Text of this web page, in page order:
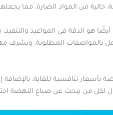
من المواد الضارة، مما
هو الدقة في المواعيد
بالمواصفات المطلوبة.
تنافسية للغاية،
لكل من يبحث عن صباغ النهضة